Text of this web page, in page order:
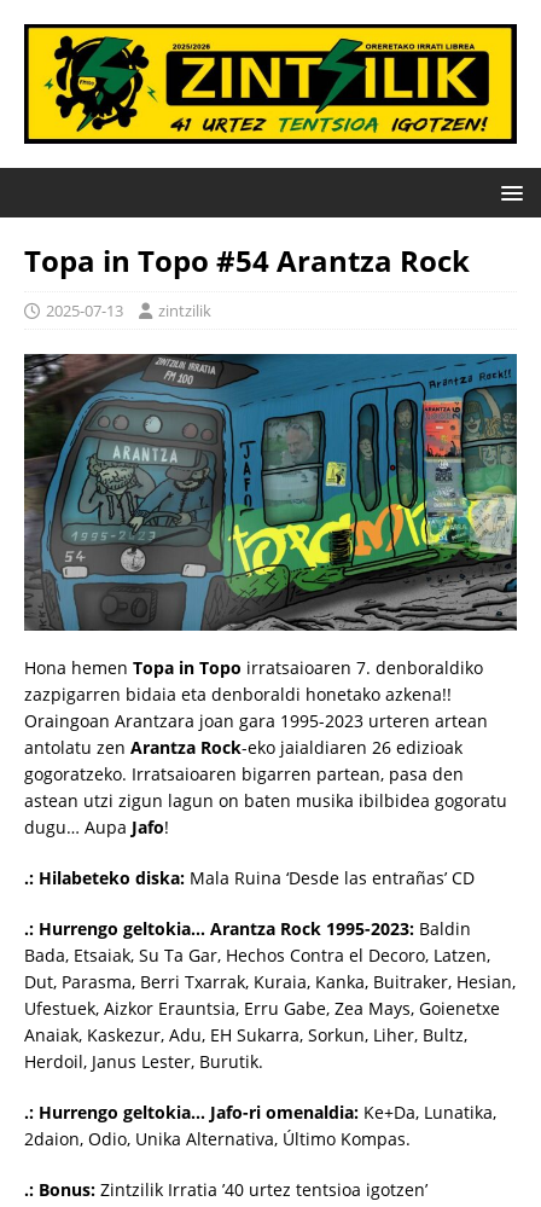
Topa in Topo #54 Arantza Rock
2025-07-13 zintzilik
Hona hemen Topa in Topo irratsaioaren 7. denboraldiko
zazpigarren bidaia eta denboraldi honetako azkena!!
Oraingoan Arantzara joan gara 1995-2023 urteren artean
antolatu zen Arantza Rock-eko jaialdiaren 26 edizioak
gogoratzeko. Irratsaioaren bigarren partean, pasa den
astean utzi zigun lagun on baten musika ibilbidea gogoratu
dugu… Aupa Jafo!
.: Hilabeteko diska: Mala Ruina ‘Desde las entrañas’ CD
.: Hurrengo geltokia… Arantza Rock 1995-2023: Baldin
Bada, Etsaiak, Su Ta Gar, Hechos Contra el Decoro, Latzen,
Dut, Parasma, Berri Txarrak, Kuraia, Kanka, Buitraker, Hesian,
Ufestuek, Aizkor Erauntsia, Erru Gabe, Zea Mays, Goienetxe
Anaiak, Kaskezur, Adu, EH Sukarra, Sorkun, Liher, Bultz,
Herdoil, Janus Lester, Burutik.
.: Hurrengo geltokia… Jafo-ri omenaldia: Ke+Da, Lunatika,
2daion, Odio, Unika Alternativa, Último Kompas.
.: Bonus: Zintzilik Irratia ’40 urtez tentsioa igotzen’